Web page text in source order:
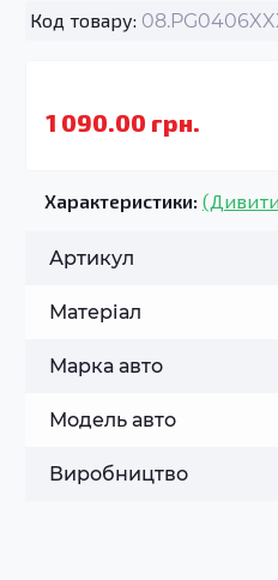
Код товару:
1 090.00 грн.
Характеристики:
Артикул
Матеріал
Марка авто
Модель авто
Виробництво